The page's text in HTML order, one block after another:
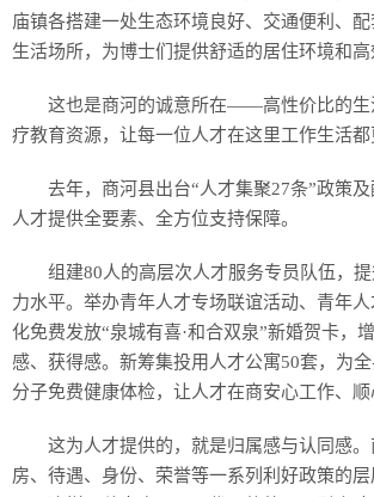
庙镇各搭建一处生态环境良好、交通便利、
生活场所，为博士们提供舒适的居住环境和高
这也是商河的诚意所在——高性价比的生
疗教育资源，让每一位人才在这里工作生活都
去年，商河县出台“人才集聚27条”政策
人才提供全要素、全方位支持保障。
组建80人的高层次人才服务专员队伍，
力水平。举办青年人才专场联谊活动、青年
化免费发放“泉城有喜·和合双泉”新婚贺卡，
感、获得感。新筹集投用人才公寓50套，为
分子免费健康体检，让人才在商安心工作、顺
这为人才提供的，就是归属感与认同感
房、待遇、身份、荣誉等一系列利好政策的